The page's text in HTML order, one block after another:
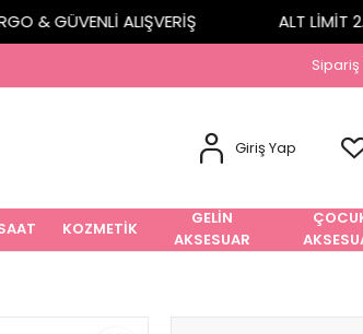
& GÜVENLİ ALIŞVERİŞ ALT LİMİT
Giriş Yap
KOZMETİK
GELİN
AKSESUAR